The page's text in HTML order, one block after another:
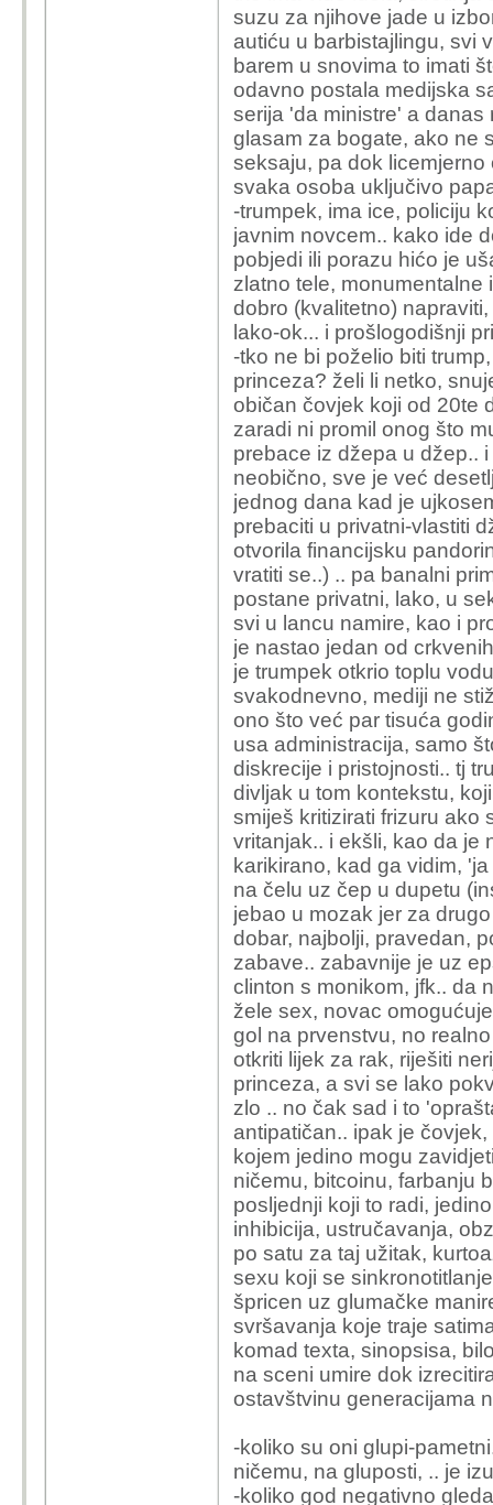
suzu za njihove jade u
autiću u barbistajlingu, svi
barem u snovima to imati
odavno postala medijska
serija 'da ministre' a
glasam za bogate, ako ne
seksaju, pa dok
svaka osoba uključivo
-trumpek, ima ice, policiju
javnim novcem.. kako ide
pobjedi ili porazu hićo je
zlatno tele, monumentalne
dobro (kvalitetno)
lako-ok... i prošlogodišnji
-tko ne bi poželio biti
princeza? želi li netko,
običan čovjek koji od 20te
zaradi ni promil onog što
prebace iz džepa u džep..
neobično, sve je već
jednog dana kad je
prebaciti u privatni-vlastiti
otvorila financijsku
vratiti se..) .. pa banalni
postane privatni, lako, u
svi u lancu namire, kao i
je nastao jedan od
je trumpek otkrio toplu
svakodnevno, mediji ne
ono što već par tisuća
usa administracija, samo
diskrecije i pristojnosti.. tj
divljak u tom kontekstu,
smiješ kritizirati frizuru ako
vritanjak.. i ekšli, kao da je
karikirano, kad ga vidim,
na čelu uz čep u dupetu
jebao u mozak jer za
dobar, najbolji, pravedan,
zabave.. zabavnije je uz
clinton s monikom, jfk.. da
žele sex, novac
gol na prvenstvu, no
otkriti lijek za rak, riješiti
princeza, a svi se lako
zlo .. no čak sad i to
antipatičan.. ipak je
kojem jedino mogu
ničemu, bitcoinu, farbanju
posljednji koji to radi,
inhibicija, ustručavanja,
po satu za taj užitak,
sexu koji se
špricen uz glumačke
svršavanja koje traje
komad texta, sinopsisa,
na sceni umire dok
ostavštvinu generacijama
-koliko su oni glupi-
ničemu, na gluposti, .. je
-koliko god negativno